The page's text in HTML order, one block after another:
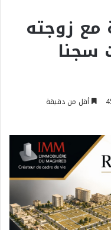
مع زوجته
سجنا
أقل من دقيقة